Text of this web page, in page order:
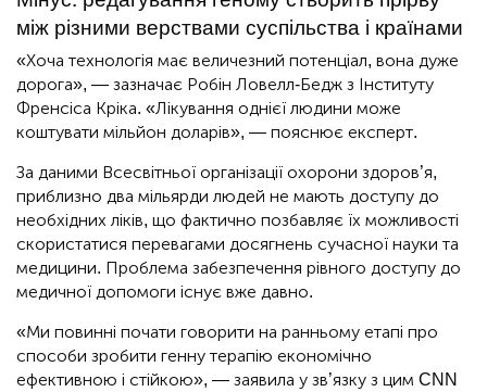
між різними верствами суспільства і країнами
«Хоча технологія має величезний потенціал, вона дуже
дорога», — зазначає Робін Ловелл-Бедж з Інституту
Френсіса Кріка. «Лікування однієї людини може
коштувати мільйон доларів», — пояснює експерт.
За даними Всесвітньої організації охорони здоров’я,
приблизно два мільярди людей не мають доступу до
необхідних ліків, що фактично позбавляє їх можливості
скористатися перевагами досягнень сучасної науки та
медицини. Проблема забезпечення рівного доступу до
медичної допомоги існує вже давно.
«Ми повинні почати говорити на ранньому етапі про
способи зробити генну терапію економічно
ефективною і стійкою», — заявила у зв’язку з цим CNN